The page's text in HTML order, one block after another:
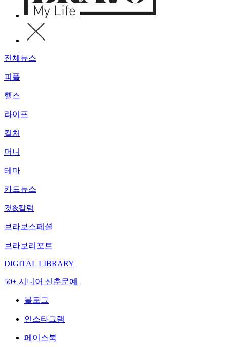
전체뉴스
피플
헬스
라이프
컬처
머니
테마
카드뉴스
컷&칼럼
브라보스페셜
브라보리포트
DIGITAL LIBRARY
50+ 시니어 신춘문예
블로그
인스타그램
페이스북